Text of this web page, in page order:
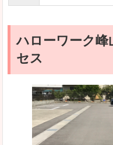
ハローワーク峰
セス